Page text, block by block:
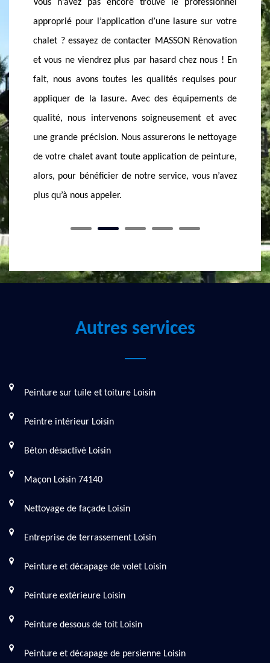
! En
pour
avec
lasure sur votre chalet en bois mais le résultat était
insatisfaisant ? fiez-vous aux compétences du
MASSON Rénovation. En effet, nos années
d’expériences nous permettent de fournir à nos
clients un service de qualité. Grâce à nos équipes
dynamiques, nous n’intervenons que pendant
quelques heures, notre travail est précis et toujours
réussi, nous vous offrirons un beau chalet bien
protégé. Alors pour un bon résultat, appelez-nous
tout simplement et demandez-nous un devis.
les
vous
est le
Autres services
Peinture sur tuile et toiture Loisin
Peintre intérieur Loisin
Béton désactivé Loisin
Maçon Loisin 74140
Nettoyage de façade Loisin
Entreprise de terrassement Loisin
Peinture et décapage de volet Loisin
Peinture extérieure Loisin
Peinture dessous de toit Loisin
Peinture et décapage de persienne Loisin